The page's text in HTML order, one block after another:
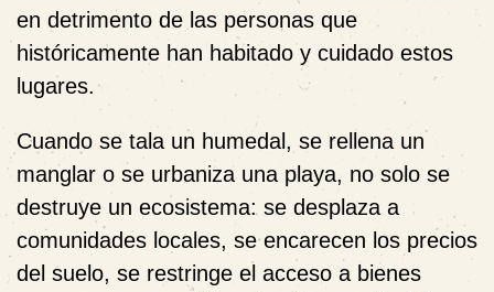
en detrimento de las personas que
históricamente han habitado y cuidado estos
lugares.
Cuando se tala un humedal, se rellena un
manglar o se urbaniza una playa, no solo se
destruye un ecosistema: se desplaza a
comunidades locales, se encarecen los precios
del suelo, se restringe el acceso a bienes